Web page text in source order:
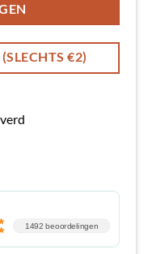
€2)
1492 beoordelingen